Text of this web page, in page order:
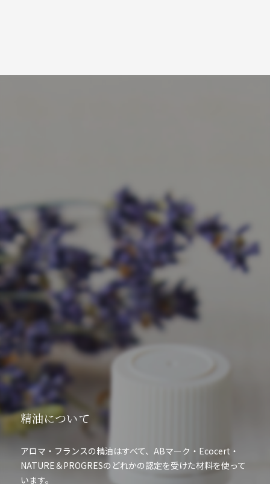
精油について
アロマ・フランスの精油はすべて、ABマーク・Ecocert・
NATURE＆PROGRESのどれかの認定を受けた材料を使って
います。